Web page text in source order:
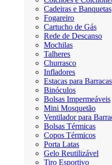
Cadeiras e Banquetas
Fogareiro
Cartucho de Gás
Rede de Descanso
Mochilas
Talheres
Churrasco
Infladores
Estacas para Barracas
Binóculos
Bolsas Impermeáveis
Mini Mosquetão
Ventilador para
Bolsas Térmicas
Copos Térmicos
Porta Latas
Gelo Reutilizável
Tiro Esportivo